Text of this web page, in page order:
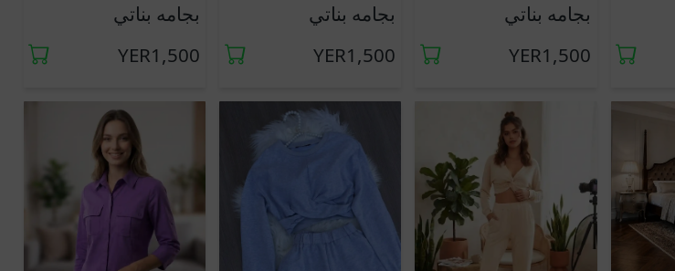
بجامه بناتي
YER1,500
بجامه بناتي
YER1,500
بجامه بناتي
YER1,500